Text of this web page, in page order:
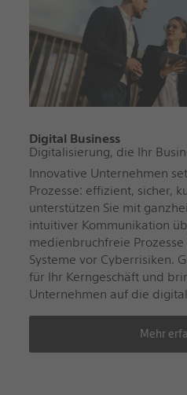
Digital Business
Digitalisierung, die Ihr
Innovative Unternehmen
Prozesse: effizient, sicher,
unterstützen Sie mit
intuitiver Kommunikation
medienbruchfreie
Systeme vor Cyberrisiken.
für Ihr Kerngeschäft und
Unternehmen auf die
Mehr